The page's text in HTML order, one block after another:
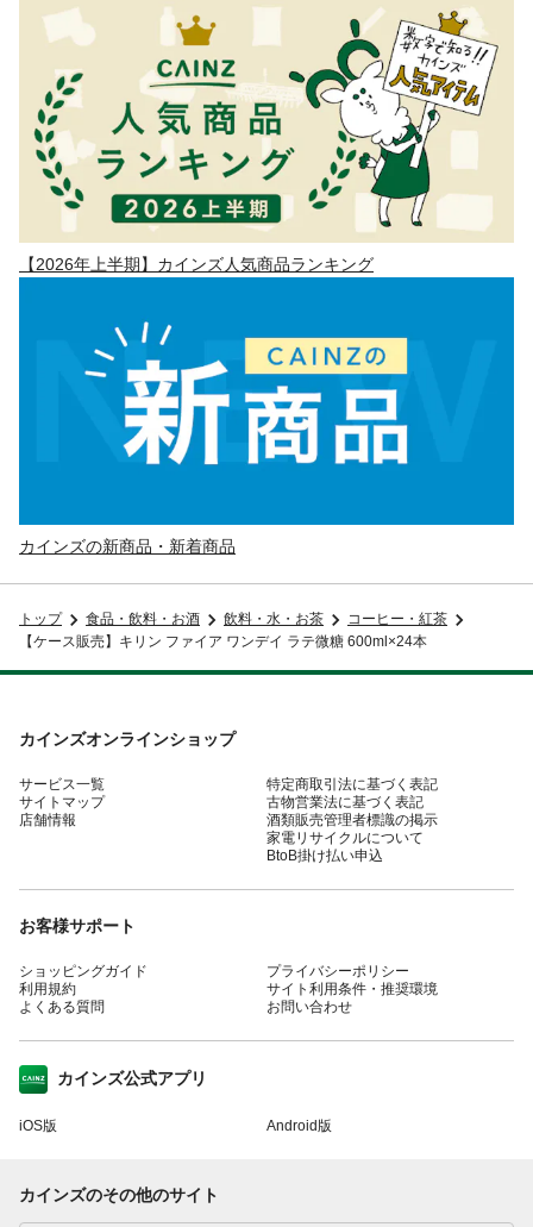
【2026年上半期】カインズ人気商品ランキング
カインズの新商品・新着商品
トップ 食品・飲料・お酒 飲料・水・お茶
コーヒー・紅茶
【ケース販売】キリン ファイア ワンデイ ラテ微糖 600ml×24本
カインズオンラインショップ
サービス一覧
サイトマップ
店舗情報
特定商取引法に基づく表記
古物営業法に基づく表記
酒類販売管理者標識の掲示
家電リサイクルについて
BtoB掛け払い申込
お客様サポート
ショッピングガイド
利用規約
よくある質問
プライバシーポリシー
サイト利用条件・推奨環境
お問い合わせ
カインズ公式アプリ
iOS版 Android版
カインズのその他のサイト